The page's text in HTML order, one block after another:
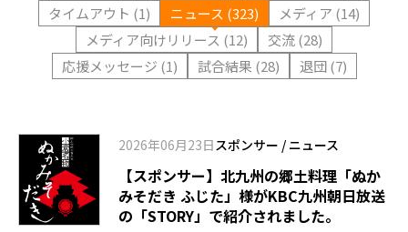
タイムアウト (1)
ニュース (323)
メディア (14)
メディア向けリリース (12)
交流 (28)
応援メッセージ (1)
試合結果 (28) 退団 (7)
2026年06月23日スポンサー / ニュース
【スポンサー】北九州の郷土料理「ぬか
みそだき ふじた」様がKBC九州朝日放送
の「STORY」で紹介されました。